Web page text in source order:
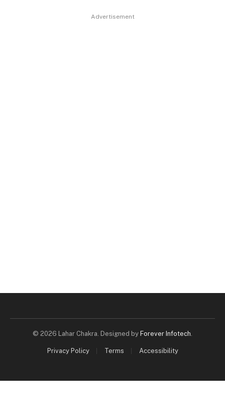
Advertisement
© 2026 Lahar Chakra. Designed by Forever Infotech.
Privacy Policy Terms Accessibility